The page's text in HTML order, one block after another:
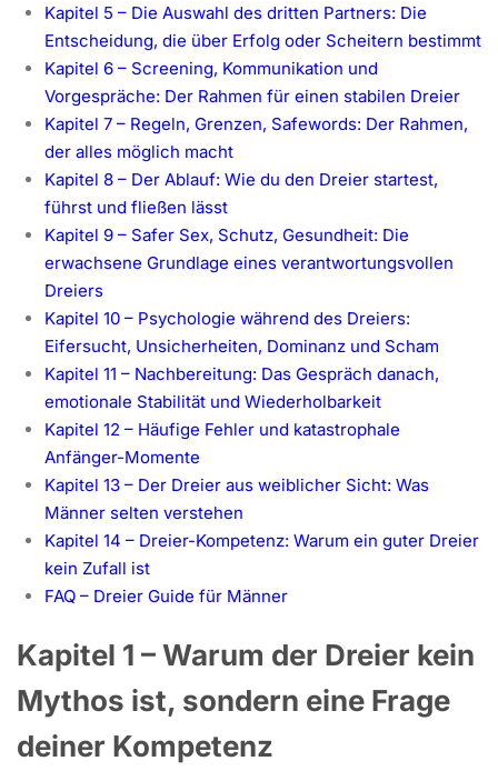
Kapitel 5 – Die Auswahl des dritten Partners: Die
Entscheidung, die über Erfolg oder Scheitern bestimmt
Kapitel 6 – Screening, Kommunikation und
Vorgespräche: Der Rahmen für einen stabilen Dreier
Kapitel 7 – Regeln, Grenzen, Safewords: Der Rahmen,
der alles möglich macht
Kapitel 8 – Der Ablauf: Wie du den Dreier startest,
führst und fließen lässt
Kapitel 9 – Safer Sex, Schutz, Gesundheit: Die
erwachsene Grundlage eines verantwortungsvollen
Dreiers
Kapitel 10 – Psychologie während des Dreiers:
Eifersucht, Unsicherheiten, Dominanz und Scham
Kapitel 11 – Nachbereitung: Das Gespräch danach,
emotionale Stabilität und Wiederholbarkeit
Kapitel 12 – Häufige Fehler und katastrophale
Anfänger-Momente
Kapitel 13 – Der Dreier aus weiblicher Sicht: Was
Männer selten verstehen
Kapitel 14 – Dreier-Kompetenz: Warum ein guter Dreier
kein Zufall ist
FAQ – Dreier Guide für Männer
Kapitel 1 – Warum der Dreier kein
Mythos ist, sondern eine Frage
deiner Kompetenz